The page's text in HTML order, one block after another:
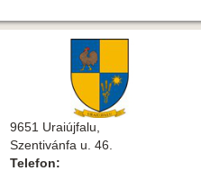
9651 Uraiújfalu,
Szentivánfa u. 46.
Telefon: